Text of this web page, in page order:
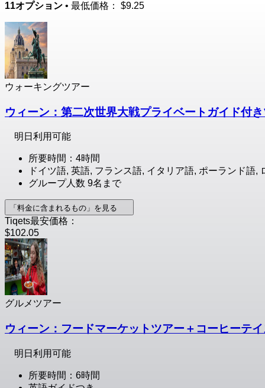
11オプション • 最低価格： $9.25
ウォーキングツアー
ウィーン：第二次世界大戦プライベートガイド付
明日利用可能
所要時間：4時間
ドイツ語, 英語, フランス語, イタリア語, ポーランド語,
グループ人数 9名まで
「料金に含まれるもの」を見る
Tiqets最安価格：
$102.05
グルメツアー
ウィーン：フードマーケットツアー＋コーヒーテ
明日利用可能
所要時間：6時間